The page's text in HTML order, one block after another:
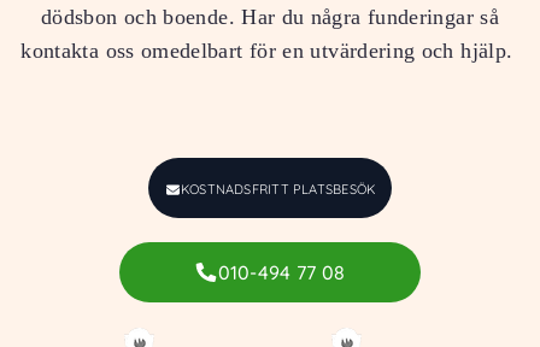
dödsbon och boende. Har du några funderingar så
kontakta oss omedelbart för en utvärdering och hjälp.
KOSTNADSFRITT PLATSBESÖK
010-494 77 08